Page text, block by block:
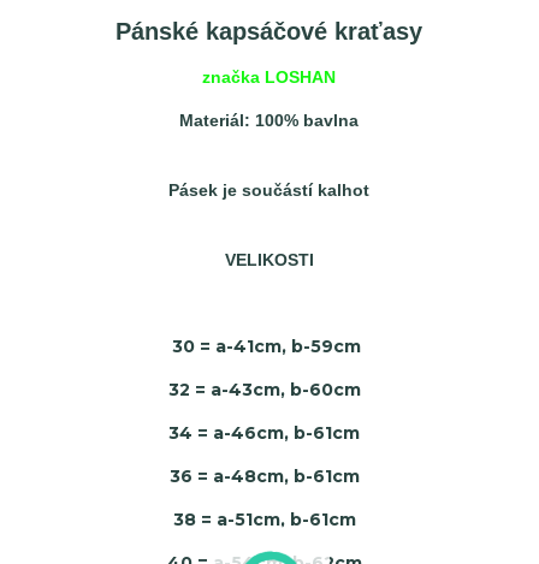
Pánské kapsáčové kraťasy
značka LOSHAN
Materiál: 100% bavlna
Pásek je součástí kalhot
VELIKOSTI
30 = a-41cm, b-59cm
32 = a-43cm, b-60cm
34 = a-46cm, b-61cm
36 = a-48cm, b-61cm
38 = a-51cm, b-61cm